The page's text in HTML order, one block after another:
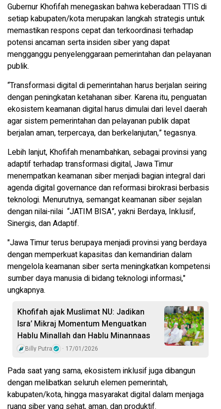
Gubernur Khofifah menegaskan bahwa keberadaan TTIS di
setiap kabupaten/kota merupakan langkah strategis untuk
memastikan respons cepat dan terkoordinasi terhadap
potensi ancaman serta insiden siber yang dapat
mengganggu penyelenggaraan pemerintahan dan pelayanan
publik.
“Transformasi digital di pemerintahan harus berjalan seiring
dengan peningkatan ketahanan siber. Karena itu, penguatan
ekosistem keamanan digital harus dimulai dari level daerah
agar sistem pemerintahan dan pelayanan publik dapat
berjalan aman, terpercaya, dan berkelanjutan,” tegasnya.
Lebih lanjut, Khofifah menambahkan, sebagai provinsi yang
adaptif terhadap transformasi digital, Jawa Timur
menempatkan keamanan siber menjadi bagian integral dari
agenda digital governance dan reformasi birokrasi berbasis
teknologi. Menurutnya, semangat keamanan siber sejalan
dengan nilai-nilai “JATIM BISA”, yakni Berdaya, Inklusif,
Sinergis, dan Adaptif.
"Jawa Timur terus berupaya menjadi provinsi yang berdaya
dengan memperkuat kapasitas dan kemandirian dalam
mengelola keamanan siber serta meningkatkan kompetensi
sumber daya manusia di bidang teknologi informasi,"
ungkapnya.
Khofifah ajak Muslimat NU: Jadikan
Isra’ Mikraj Momentum Menguatkan
Hablu Minallah dan Hablu Minannaas
Billy Putra 17/01/2026
Pada saat yang sama, ekosistem inklusif juga dibangun
dengan melibatkan seluruh elemen pemerintah,
kabupaten/kota, hingga masyarakat digital dalam menjaga
ruang siber yang sehat, aman, dan produktif.